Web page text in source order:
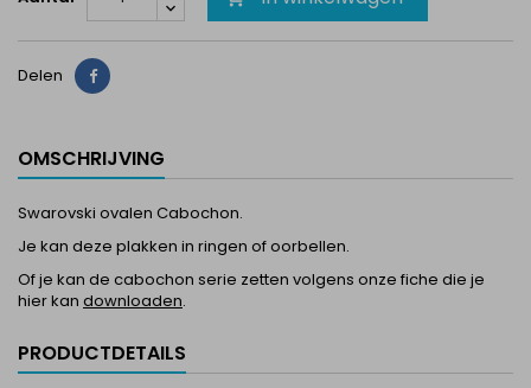
Delen Delen
OMSCHRIJVING
Swarovski ovalen Cabochon.
Je kan deze plakken in ringen of oorbellen.
Of je kan de cabochon serie zetten volgens onze fiche die je
hier kan downloaden.
PRODUCTDETAILS